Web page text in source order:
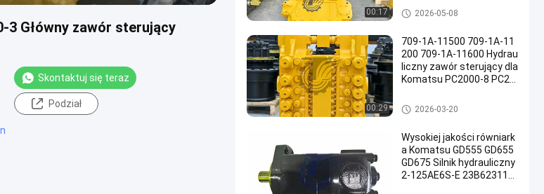
3 Główny zawór sterujący
Skontaktuj się teraz
Podział
00:17
PC4000-6 Bardzo duże gó
rnicze części zamienne
Główny zawór sterujący kopar
ki
2026-05-08
00:29
709-1A-11500 709-1A-11
200 709-1A-11600 Hydrau
liczny zawór sterujący dla
Komatsu PC2000-8 PC20
Główny zawór sterujący kopar
ki
2026-03-20
Wysokiej jakości równiark
a Komatsu GD555 GD655
GD675 Silnik hydrauliczny
2-125AE6S-E 23B623110